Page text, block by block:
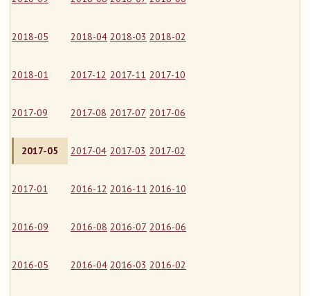
2018-05 2018-04 2018-03 2018-02
2018-01 2017-12 2017-11 2017-10
2017-09 2017-08 2017-07 2017-06
2017-05 2017-04 2017-03 2017-02
2017-01 2016-12 2016-11 2016-10
2016-09 2016-08 2016-07 2016-06
2016-05 2016-04 2016-03 2016-02